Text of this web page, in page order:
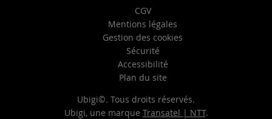
CGV
Mentions légales
Gestion des cookies
Sécurité
Accessibilité
Plan du site
Ubigi©. Tous droits réservés.
Ubigi, une marque Transatel | NTT.